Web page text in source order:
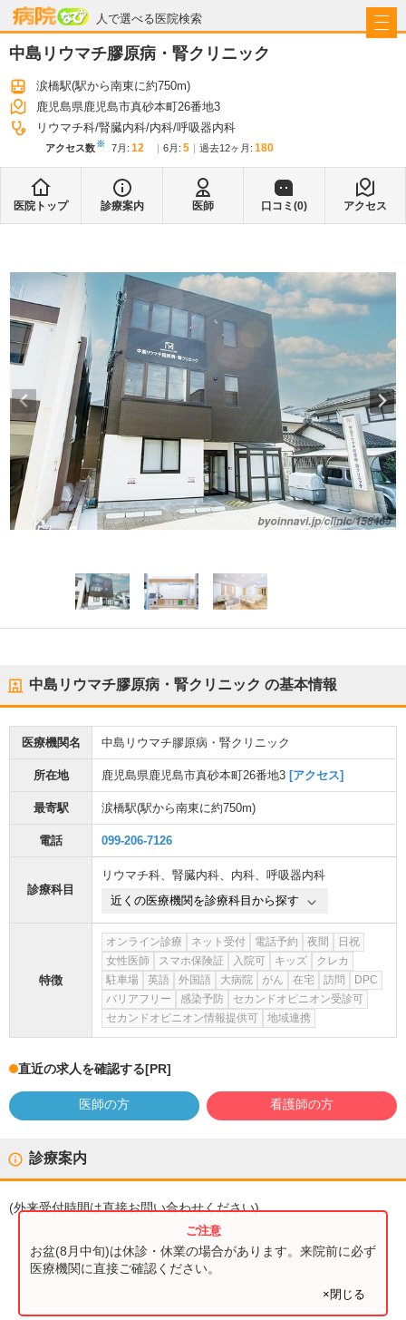
人で選べる医院検索
病院なび
中島リウマチ膠原病・腎クリニック
涙橋駅(駅から南東に約750m)
鹿児島県鹿児島市真砂本町26番地3
リウマチ科 腎臓内科 内科 呼吸器内科
アクセス数※ 7月 : 12 6月 : 5 過去12ヶ月: 180
医院トップ 診療案内 医師 口コミ(0) アクセス
中島リウマチ膠原病・腎クリニック の基本情報
医療機関名 中島リウマチ膠原病・腎クリニック
所在地 鹿児島県鹿児島市真砂本町26番地3 [アクセス]
最寄駅 涙橋駅(駅から南東に約750m)
電話 099-206-7126
診療科目
リウマチ科、 腎臓内科、 内科、 呼吸器内科
近くの医療機関を診療科目から探す
特徴
オンライン診療 ネット受付 電話予約 夜間
日祝
女性医師
スマホ保険証 入院可 キッズ
クレカ
駐車場
英語 外国語 大病院 がん 在宅 訪問
DPC
バリアフリー
感染予防
セカンドオピニオン受診可
セカンドオピニオン情報提供可
地域連携
直近の求人を確認する[PR]
医師の方 看護師の方
診療案内
(外来受付時間は直接お問い合わせください)
お盆(8月中旬)は休診・休業の場合があります。来院前に必ず
医療機関に直接ご確認ください。
×閉じる